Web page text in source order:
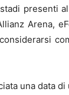
presenti
Arena,
una data di